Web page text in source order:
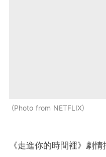
Photo from NETFLIX
《走進你的時間裡》劇